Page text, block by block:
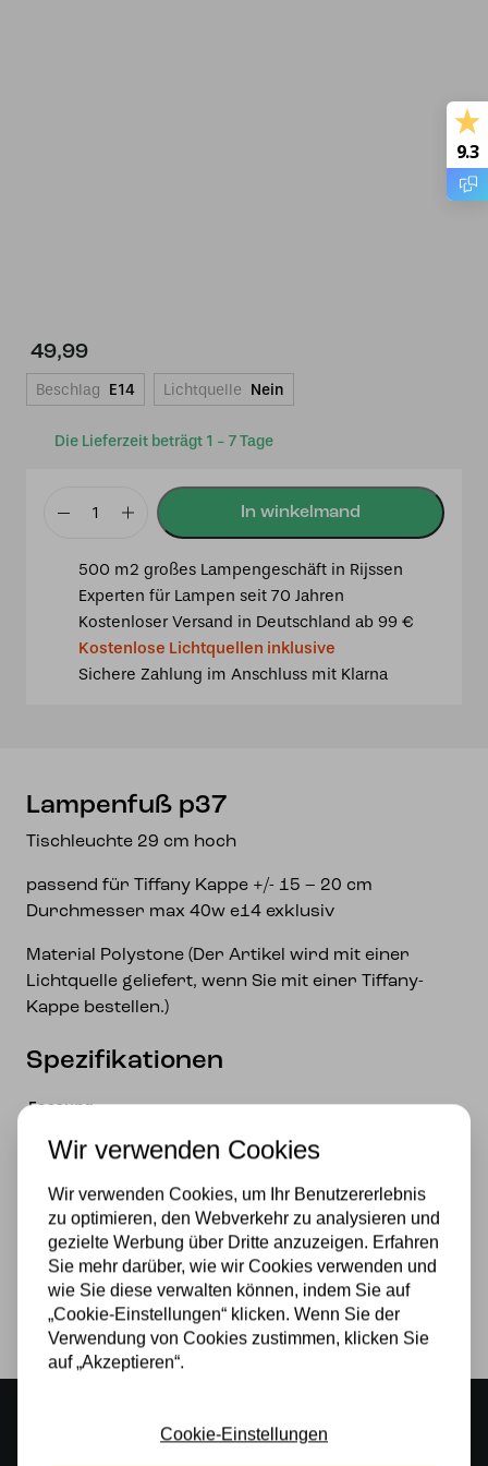
Die Lieferzeit beträgt 1 - 7 Tage
49,99
Beschlag E14 Lichtquelle Nein
Lampenfuß
Menge500 m2 großes Lampengeschäft in Rijssen
Experten für Lampen seit 70 Jahren
Kostenloser Versand in Deutschland ab 99 €
Kostenlose Lichtquellen inklusive
Sichere Zahlung im Anschluss mit Klarna
Lampenfuß p37
Tischleuchte 29 cm hoch
passend für Tiffany Kappe +/- 15 – 20 cm
Durchmesser max 40w e14 exklusiv
Material Polystone (Der Artikel wird mit einer
Lichtquelle geliefert, wenn Sie mit einer Tiffany-
Kappe bestellen.)
Spezifikationen
Fassung
Stromversorgung
230v
Lichtquelle
500 m2 großes Lampengeschäft in Rijssen
9.3
Wir verwenden Cookies
Wir verwenden Cookies, um Ihr Benutzererlebnis
zu optimieren, den Webverkehr zu analysieren und
gezielte Werbung über Dritte anzuzeigen. Erfahren
Sie mehr darüber, wie wir Cookies verwenden und
wie Sie diese verwalten können, indem Sie auf
„Cookie-Einstellungen“ klicken. Wenn Sie der
Verwendung von Cookies zustimmen, klicken Sie
auf „Akzeptieren“.
Cookie-Einstellungen